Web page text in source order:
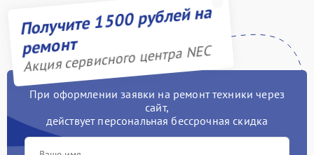
DVI, Дисплей порта)
1500 рублей
Получите 1500 рублей на
ремонт
Акция сервисного центра NEC
При оформлении заявки на ремонт техники через
сайт,
действует персональная бессрочная скидка